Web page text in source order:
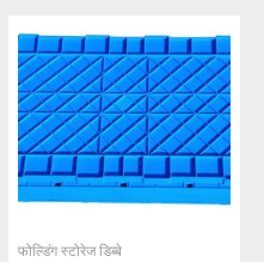
फोल्डिंग स्टोरेज डिब्बे